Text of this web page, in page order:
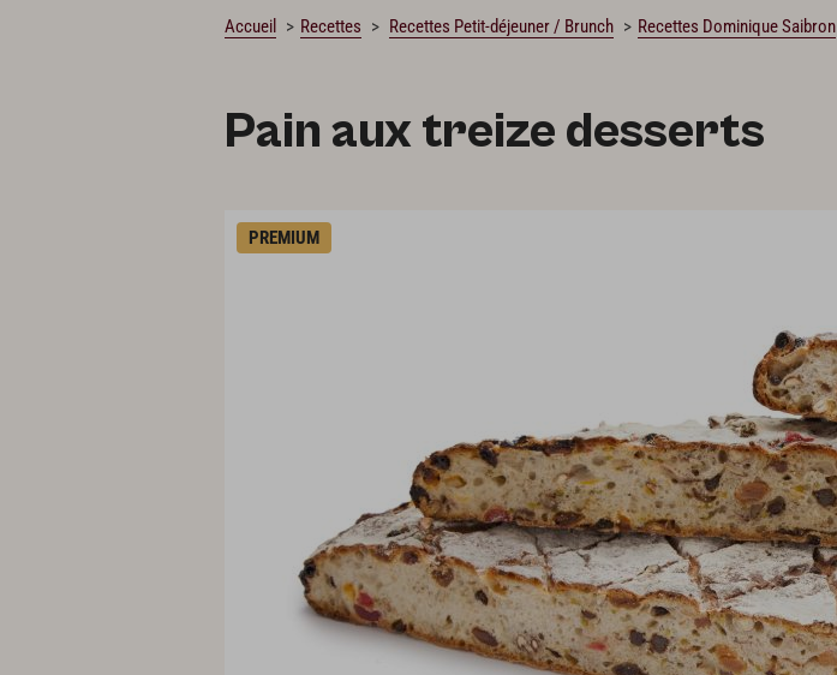
Accueil Recettes Recettes Petit-déjeuner / Brunch Recettes Dominique Saibron
Pain aux treize desserts
PREMIUM